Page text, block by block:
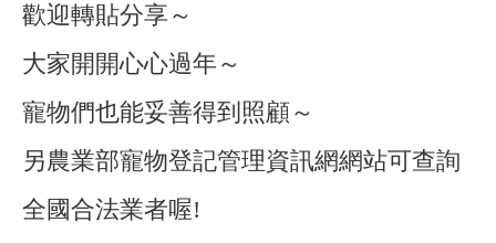
歡迎轉貼分享～
大家開開心心過年～
寵物們也能妥善得到照顧～
另農業部寵物登記管理資訊網網站可查詢
全國合法業者喔!